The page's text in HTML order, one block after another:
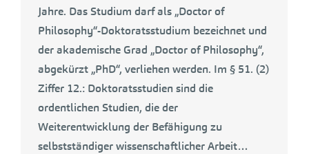
Jahre. Das Studium darf als „Doctor of
Philosophy“-Doktoratsstudium bezeichnet und
der akademische Grad „Doctor of Philosophy“,
abgekürzt „PhD“, verliehen werden. Im § 51. (2)
Ziffer 12.: Doktoratsstudien sind die
ordentlichen Studien, die der
Weiterentwicklung der Befähigung zu
selbstständiger wissenschaftlicher Arbeit…